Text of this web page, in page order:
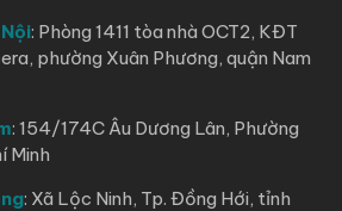
: Phòng 1411 tòa nhà OCT2, KĐT
phường Xuân Phương, quận Nam
: 154/174C Âu Dương Lân, Phường
Minh
: Xã Lộc Ninh, Tp. Đồng Hới, tỉnh